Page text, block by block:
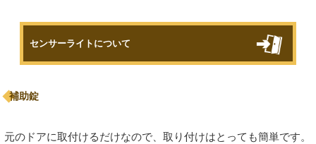
センサーライトについて
補助錠
元のドアに取付けるだけなので、取り付けはとっても簡単です。